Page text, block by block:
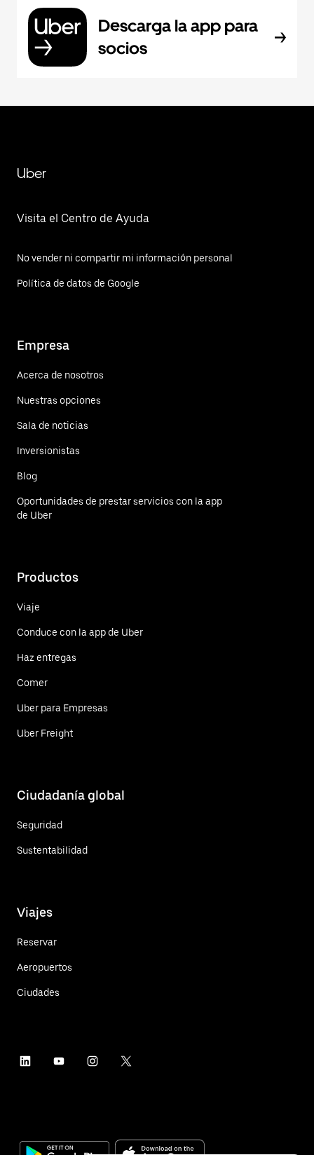
Descarga la app para
socios
Uber
Visita el Centro de Ayuda
No vender ni compartir mi información personal
Política de datos de Google
Empresa
Acerca de nosotros
Nuestras opciones
Sala de noticias
Inversionistas
Blog
Oportunidades de prestar servicios con la app
de Uber
Productos
Viaje
Conduce con la app de Uber
Haz entregas
Comer
Uber para Empresas
Uber Freight
Ciudadanía global
Seguridad
Sustentabilidad
Viajes
Reservar
Aeropuertos
Ciudades